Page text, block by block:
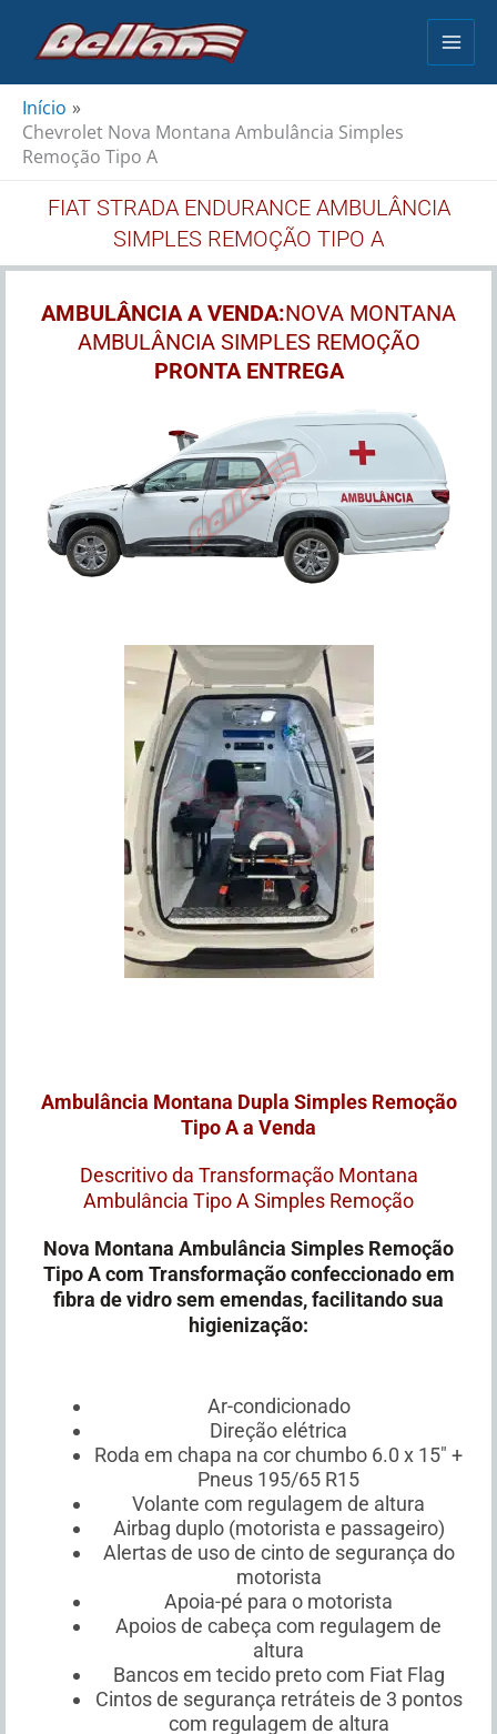
conteúdo
Início
Chevrolet Nova Montana Ambulância Simples
Remoção Tipo A
FIAT STRADA ENDURANCE AMBULÂNCIA
SIMPLES REMOÇÃO TIPO A
AMBULÂNCIA A VENDA:NOVA MONTANA
AMBULÂNCIA SIMPLES REMOÇÃO
PRONTA ENTREGA
Ambulância Montana Dupla Simples Remoção
Tipo A a Venda
Descritivo da Transformação Montana
Ambulância Tipo A Simples Remoção
Nova Montana Ambulância Simples Remoção
Tipo A com Transformação confeccionado em
fibra de vidro sem emendas, facilitando sua
higienização:
Ar-condicionado
Direção elétrica
Roda em chapa na cor chumbo 6.0 x 15″ +
Pneus 195/65 R15
Volante com regulagem de altura
Airbag duplo (motorista e passageiro)
Alertas de uso de cinto de segurança do
motorista
Apoia-pé para o motorista
Apoios de cabeça com regulagem de
altura
Bancos em tecido preto com Fiat Flag
Cintos de segurança retráteis de 3 pontos
com regulagem de altura